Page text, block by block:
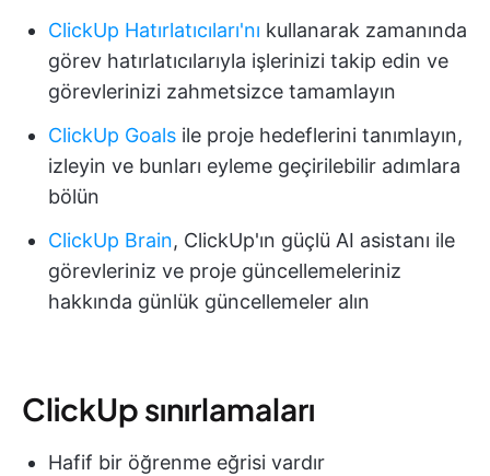
ClickUp Hatırlatıcıları'nı kullanarak zamanında
görev hatırlatıcılarıyla işlerinizi takip edin ve
görevlerinizi zahmetsizce tamamlayın
ClickUp Goals ile proje hedeflerini tanımlayın,
izleyin ve bunları eyleme geçirilebilir adımlara
bölün
ClickUp Brain, ClickUp'ın güçlü AI asistanı ile
görevleriniz ve proje güncellemeleriniz
hakkında günlük güncellemeler alın
ClickUp sınırlamaları
Hafif bir öğrenme eğrisi vardır